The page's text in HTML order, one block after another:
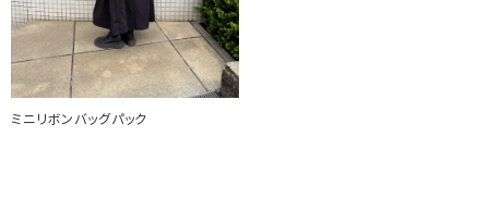
ミニリボンバッグパック